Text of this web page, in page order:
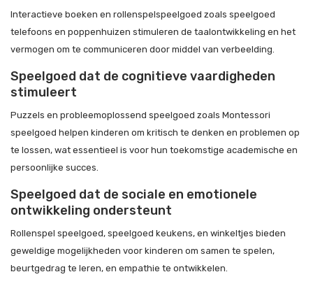
Interactieve boeken en rollenspelspeelgoed zoals speelgoed
telefoons en poppenhuizen stimuleren de taalontwikkeling en het
vermogen om te communiceren door middel van verbeelding.
Speelgoed dat de cognitieve vaardigheden
stimuleert
Puzzels en probleemoplossend speelgoed zoals Montessori
speelgoed helpen kinderen om kritisch te denken en problemen op
te lossen, wat essentieel is voor hun toekomstige academische en
persoonlijke succes.
Speelgoed dat de sociale en emotionele
ontwikkeling ondersteunt
Rollenspel speelgoed, speelgoed keukens, en winkeltjes bieden
geweldige mogelijkheden voor kinderen om samen te spelen,
beurtgedrag te leren, en empathie te ontwikkelen.